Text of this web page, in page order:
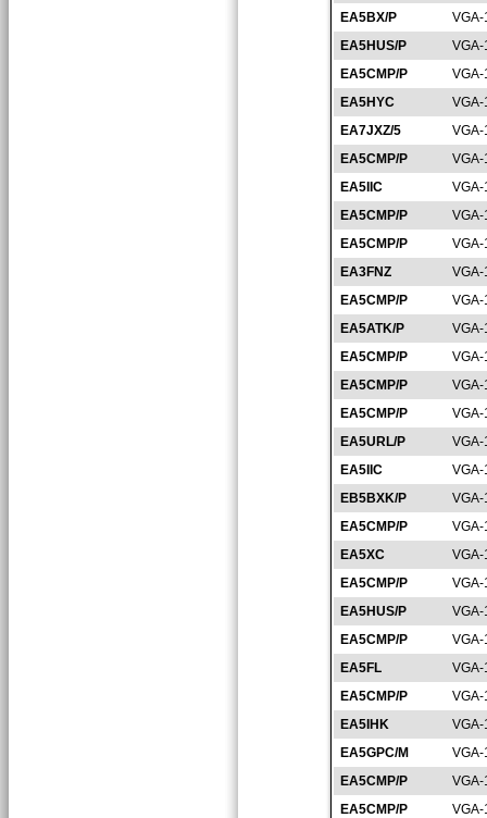
EA5BX/P
EA5HUS/P
EA5CMP/P
EA5HYC
EA7JXZ/5
EA5CMP/P
EA5IIC
EA5CMP/P
EA5CMP/P
EA3FNZ
VGA-
EA5CMP/P
VGA-
EA5ATK/P
VGA-
EA5CMP/P
VGA-
EA5CMP/P
VGA-
EA5CMP/P
VGA-
EA5URL/P
VGA-
EA5IIC
VGA-
EB5BXK/P
VGA-
EA5CMP/P
VGA-
EA5XC
VGA-
EA5CMP/P
VGA-
EA5HUS/P
VGA-
EA5CMP/P
VGA-
EA5FL
EA5CMP/P
EA5IHK
EA5GPC/M
EA5CMP/P
EA5CMP/P